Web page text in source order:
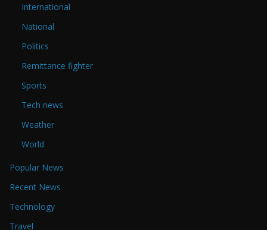
International
National
Politics
Remittance fighter
Sports
Tech news
Weather
World
Popular News
Recent News
Technology
Travel